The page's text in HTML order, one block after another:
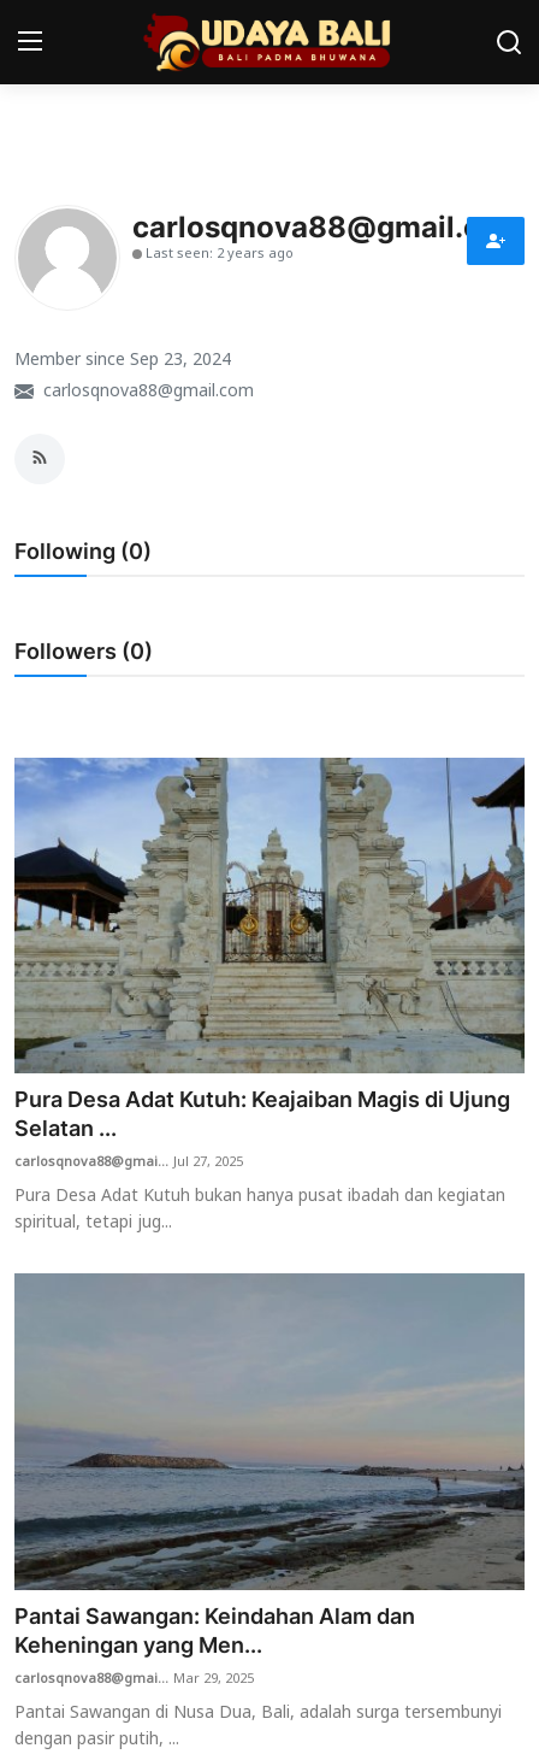
Pura
Desa Adat
Kearifan lokal
Seni
Usadha
Indonesia
carlosqnova88@gmail.com
Last seen: 2 years ago
Member since Sep 23, 2024
carlosqnova88@gmail.com
Following (0)
Followers (0)
Pura Desa Adat Kutuh: Keajaiban Magis di Ujung
Selatan ...
carlosqnova88@gmai...Jul 27, 2025
Pura Desa Adat Kutuh bukan hanya pusat ibadah dan kegiatan
spiritual, tetapi jug...
Pantai Sawangan: Keindahan Alam dan
Keheningan yang Men...
carlosqnova88@gmai... Mar 29, 2025
Pantai Sawangan di Nusa Dua, Bali, adalah surga tersembunyi
dengan pasir putih, ...